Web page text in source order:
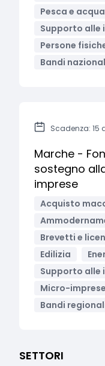
Pesca e
Supporto alle
Persone
Bandi
Scadenza: 15
Marche -
sostegno
imprese
Acquisto
Brevetti e
Edilizia
Supporto alle
Micro-imprese
Bandi
SETTORI